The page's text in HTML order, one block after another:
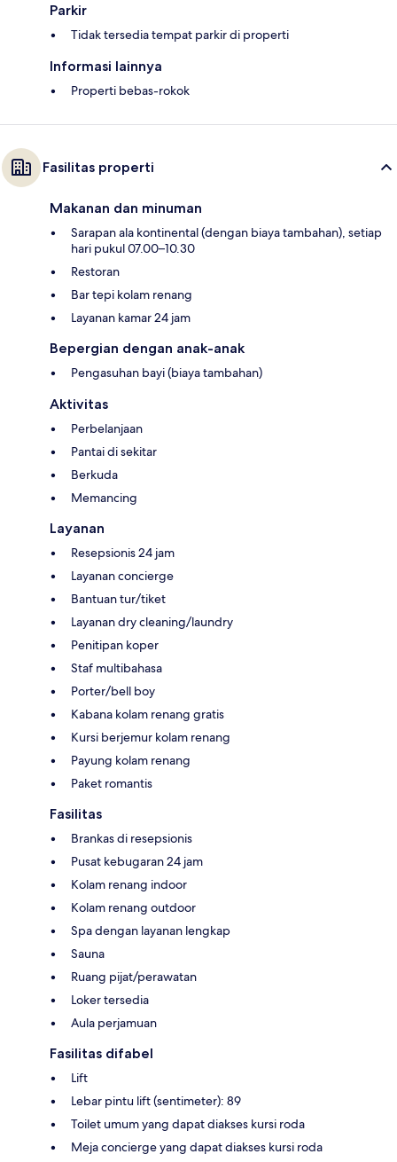
Parkir
Tidak tersedia tempat parkir di properti
Informasi lainnya
Properti bebas-rokok
Fasilitas properti
Makanan dan minuman
Sarapan ala kontinental (dengan biaya tambahan), setiap
hari pukul 07.00–10.30
Restoran
Bar tepi kolam renang
Layanan kamar 24 jam
Bepergian dengan anak-anak
Pengasuhan bayi (biaya tambahan)
Aktivitas
Perbelanjaan
Pantai di sekitar
Berkuda
Memancing
Layanan
Resepsionis 24 jam
Layanan concierge
Bantuan tur/tiket
Layanan dry cleaning/laundry
Penitipan koper
Staf multibahasa
Porter/bell boy
Kabana kolam renang gratis
Kursi berjemur kolam renang
Payung kolam renang
Paket romantis
Fasilitas
Brankas di resepsionis
Pusat kebugaran 24 jam
Kolam renang indoor
Kolam renang outdoor
Spa dengan layanan lengkap
Sauna
Ruang pijat/perawatan
Loker tersedia
Aula perjamuan
Fasilitas difabel
Lift
Lebar pintu lift (sentimeter): 89
Toilet umum yang dapat diakses kursi roda
Meja concierge yang dapat diakses kursi roda